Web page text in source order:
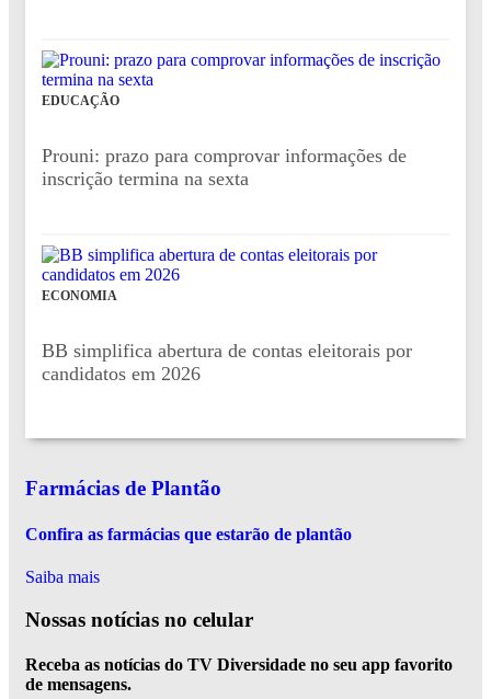
EDUCAÇÃO
Prouni: prazo para comprovar informações de
inscrição termina na sexta
ECONOMIA
BB simplifica abertura de contas eleitorais por
candidatos em 2026
Farmácias de Plantão
Confira as farmácias que estarão de plantão
Saiba mais
Nossas notícias no celular
Receba as notícias do TV Diversidade no seu app favorito
de mensagens.